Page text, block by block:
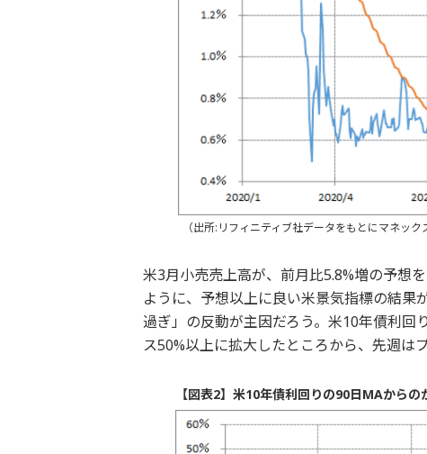
（出所:リフィニティブ社データをもとにマネック
米3月小売売上高が、前月比5.8%増の予想
ように、予想以上に良い米景気指標の結果
過ぎ」の反動が主因だろう。米10年債利回
ス50%以上に拡大したところから、先週は
【図表2】米10年債利回りの90日MAからの